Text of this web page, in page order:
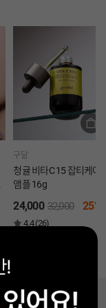
구달
청귤 비타C 15 잡티케어
앰플 16g
24,000 32,000 25%
4.4 (26)
Youtube
상담 챗봇입니다!